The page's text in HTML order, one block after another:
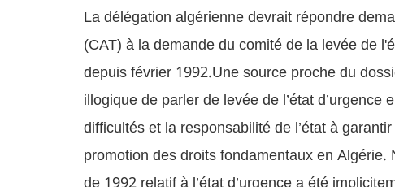
La délégation algérienne devrait répondre
(CAT) à la demande du comité de la levée de
depuis février 1992.Une source proche du
illogique de parler de levée de l’état
difficultés et la responsabilité de l’état à
promotion des droits fondamentaux en